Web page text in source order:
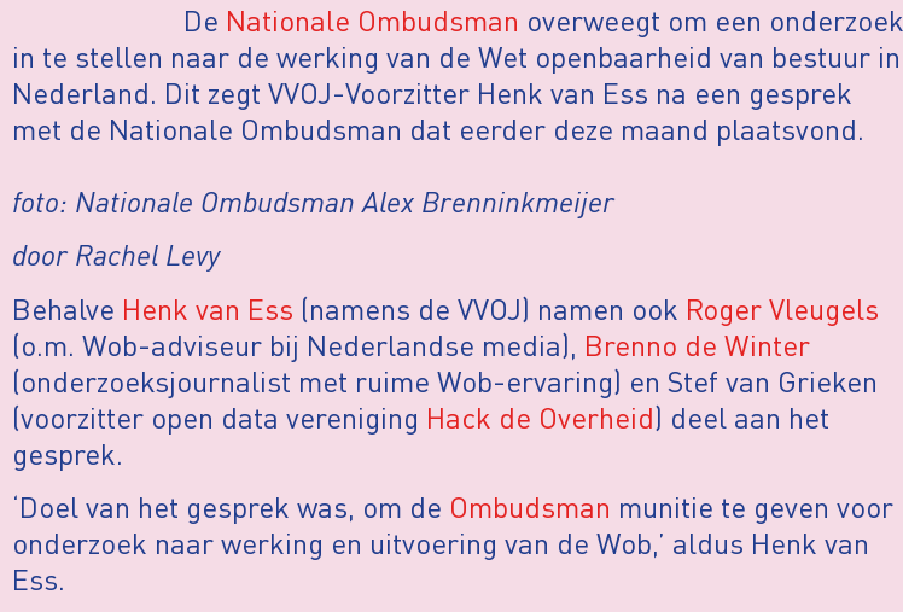
De Nationale Ombudsman overweegt om een onderzoek
in te stellen naar de werking van de Wet openbaarheid van bestuur in
Nederland. Dit zegt VVOJ-Voorzitter Henk van Ess na een gesprek
met de Nationale Ombudsman dat eerder deze maand plaatsvond.
foto: Nationale Ombudsman Alex Brenninkmeijer
door Rachel Levy
Behalve Henk van Ess (namens de VVOJ) namen ook Roger Vleugels
(o.m. Wob-adviseur bij Nederlandse media), Brenno de Winter
(onderzoeksjournalist met ruime Wob-ervaring) en Stef van Grieken
(voorzitter open data vereniging Hack de Overheid) deel aan het
gesprek.
‘Doel van het gesprek was, om de Ombudsman munitie te geven voor
onderzoek naar werking en uitvoering van de Wob,’ aldus Henk van
Ess.